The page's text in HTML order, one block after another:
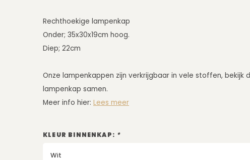
Rechthoekige lampenkap
Onder; 35x30x19cm hoog.
Diep; 22cm
Onze lampenkappen zijn verkrijgbaar in vele stoffen,
lampenkap samen.
Meer info hier: Lees meer
KLEUR BINNENKAP: *
Wit